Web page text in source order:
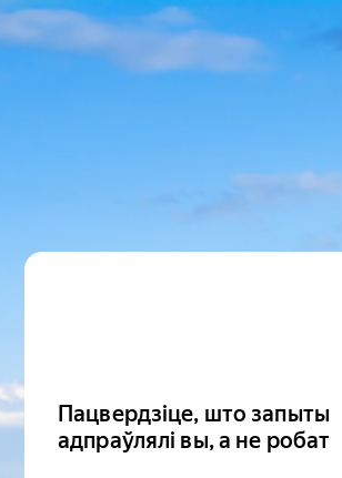
Пацвердзіце, што запыты
адпраўлялі вы, а не робат